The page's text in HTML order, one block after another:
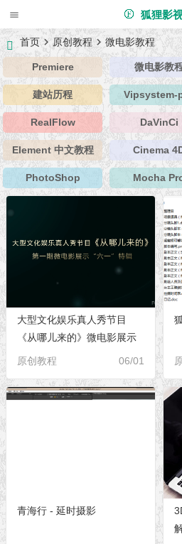
狐狸影
首页 原创教程 微电影教程
Premiere 微电影教
建站历程 Vipsystem-
RealFlow DaVinCi
Element 中文教程 Cinema
PhotoShop Mocha
大型文化娱乐真人秀节目
《从哪儿来的》微电影展示
“六一”特辑和幕后分享
原创教程 06/01
青海行 - 延时摄影